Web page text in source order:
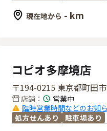
現在地から - km
コピオ多摩境店
〒194-0215 東京都町田
店舗 ： 営業中
臨時営業時間などのお知
処方せんあり
駐車場あり